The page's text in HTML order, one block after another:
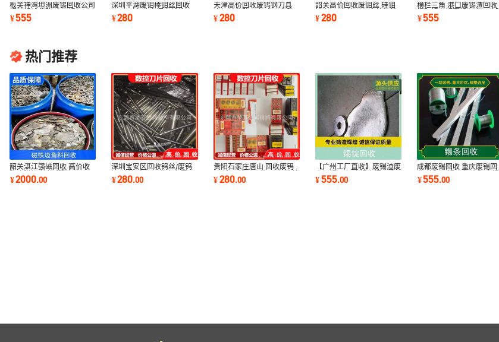
板芙神湾坦洲废锡回收公司
锡块锡线收购 废旧锡回 收
站 专业收锡
¥555
深圳平湖废钼棒钼丝回收
24小时免费上门在线估价
¥280
天津高价回收废钨钢刀具
废钼丝收购厂家 全国收购
¥280
韶关高价回收废钼丝 硅钼
棒 钼顶头 等一切废钨钢钻
头 废旧类品
¥280
横栏三角 港口废锡渣回收
揭阳锡条锡膏锡灰高价收购
专业收锡
¥555
热门推荐
韶关湛江强磁回收 高价收
购废磁铁 钕铁硼磁泥
¥2000.00
深圳宝安区回收钨丝/废钨
钢/纯镍/高价回收贵金属硬
质合金
¥280.00
贵阳石家庄唐山 回收废钨
钢 铣刀 进口刀片 国产 数控
24小时
¥280.00
【广州工厂直收】废锡渣废
含银锡 一切废锡上门回收
【现金交易】
¥555.00
成都废锡回收 重庆废锡回
收 绵阳废锡回收 资阳废锡
回收 上门估价
¥555.00